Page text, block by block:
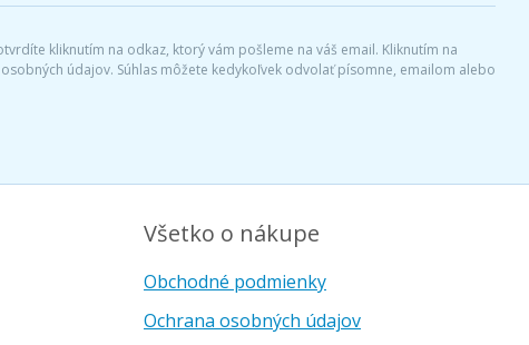
kliknutím na odkaz, ktorý vám pošleme na váš email. Kliknutím na
údajov. Súhlas môžete kedykoľvek odvolať písomne, emailom alebo
Všetko o nákupe
Obchodné podmienky
Ochrana osobných údajov